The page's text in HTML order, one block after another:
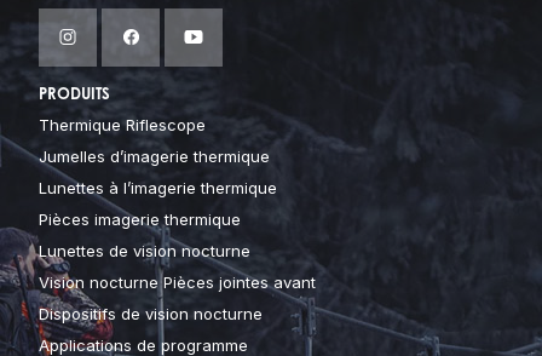
PRODUITS
Thermique Riflescope
Jumelles d’imagerie thermique
Lunettes à l’imagerie thermique
Pièces imagerie thermique
Lunettes de vision nocturne
Vision nocturne Pièces jointes avant
Dispositifs de vision nocturne
Applications de programme